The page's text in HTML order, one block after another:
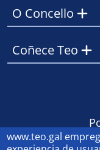
O Concello
Coñece Teo
www.teo.gal